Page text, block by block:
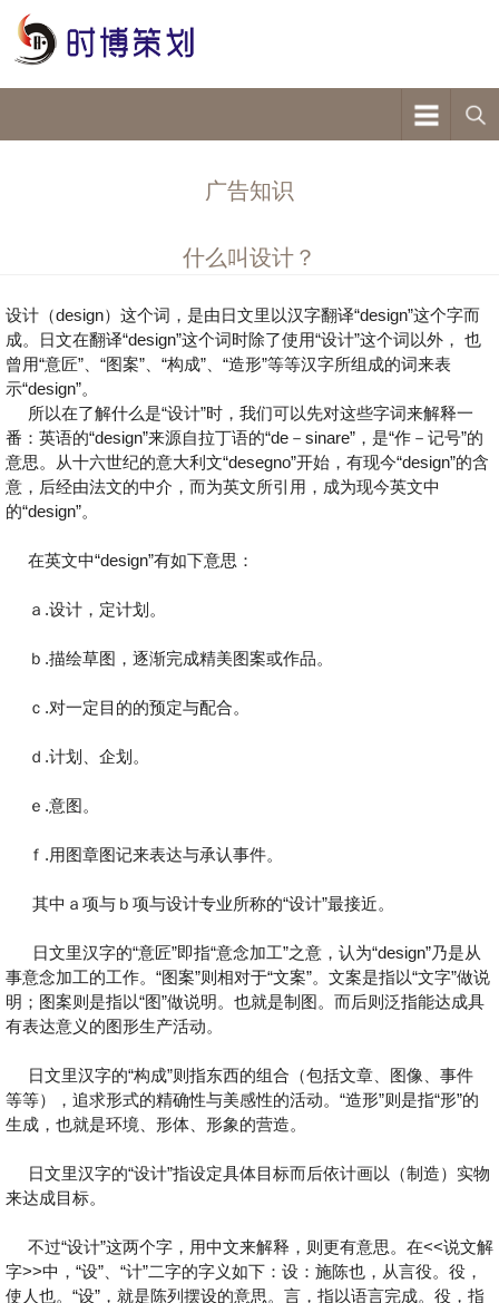
广告知识
什么叫设计？
设计（design）这个词，是由日文里以汉字翻译“design”这个字而
成。日文在翻译“design”这个词时除了使用“设计”这个词以外， 也
曾用“意匠”、“图案”、“构成”、“造形”等等汉字所组成的词来表
示“design”。
所以在了解什么是“设计”时，我们可以先对这些字词来解释一
番：英语的“design”来源自拉丁语的“de－sinare”，是“作－记号”的
意思。从十六世纪的意大利文“desegno”开始，有现今“design”的含
意，后经由法文的中介，而为英文所引用，成为现今英文中
的“design”。
在英文中“design”有如下意思：
ａ.设计，定计划。
ｂ.描绘草图，逐渐完成精美图案或作品。
ｃ.对一定目的的预定与配合。
ｄ.计划、企划。
ｅ.意图。
ｆ.用图章图记来表达与承认事件。
其中ａ项与ｂ项与设计专业所称的“设计”最接近。
日文里汉字的“意匠”即指“意念加工”之意，认为“design”乃是从
事意念加工的工作。“图案”则相对于“文案”。文案是指以“文字”做说
明；图案则是指以“图”做说明。也就是制图。而后则泛指能达成具
有表达意义的图形生产活动。
日文里汉字的“构成”则指东西的组合（包括文章、图像、事件
等等），追求形式的精确性与美感性的活动。“造形”则是指“形”的
生成，也就是环境、形体、形象的营造。
日文里汉字的“设计”指设定具体目标而后依计画以（制造）实物
来达成目标。
不过“设计”这两个字，用中文来解释，则更有意思。在<<说文解
字>>中，“设”、“计”二字的字义如下：设：施陈也，从言役。役，
使人也。“设”，就是陈列摆设的意思。言，指以语言完成。役，指